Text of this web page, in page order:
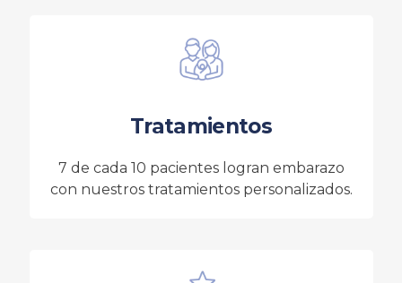
Tratamientos
7 de cada 10 pacientes logran embarazo
con nuestros tratamientos personalizados.